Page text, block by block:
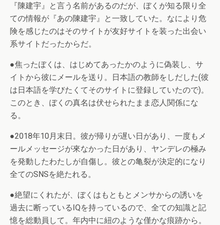
『陳建宇』と言う名前があるのだが、ぼくが知る限り全
ての情報が『あの陳建宇』と一致していた。なにより危
険を感じたのはそのサイトが友好サイトを装った出会い
系サイトだったからだ。
●焦ったぼくは、はじめてあったかのように偽装し、サ
イトから彼にメールを送り。日本語の教師をしだした(彼
は日本語を学びたくてそのサイトに登録していたので)。
このとき、ぼくの真名は伏せられたまま恋人関係にな
る。
●2018年10月末日。彼が帰りが遅い日があり、一度もメ
ールメッセージが來なかった日があり、ヤンデレの極み
を発動したわたしが自傷し。彼との亀裂が決定的になり
全てのSNSを絶たれる。
●絶望にくれたが、ぼくはもともとメンサからの誘いを
過去に断っているIQを持っているので、全ての知識と記
憶を総動員して。年内中に紐のような僅かな痕跡から。